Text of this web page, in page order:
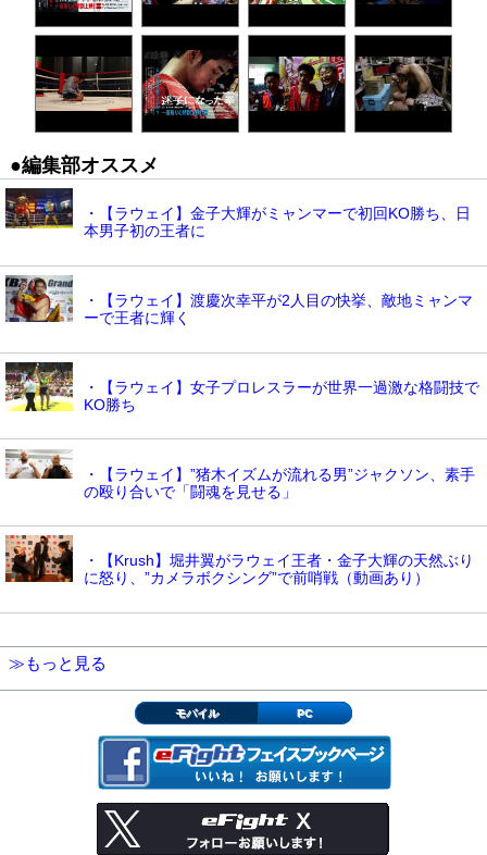
●編集部オススメ
・【ラウェイ】金子大輝がミャンマーで初回KO勝ち、日
本男子初の王者に
・【ラウェイ】渡慶次幸平が2人目の快挙、敵地ミャンマ
ーで王者に輝く
・【ラウェイ】女子プロレスラーが世界一過激な格闘技で
KO勝ち
・【ラウェイ】”猪木イズムが流れる男”ジャクソン、素手
の殴り合いで「闘魂を見せる」
・【Krush】堀井翼がラウェイ王者・金子大輝の天然ぶり
に怒り、”カメラボクシング”で前哨戦（動画あり）
≫もっと見る
モバイル PC